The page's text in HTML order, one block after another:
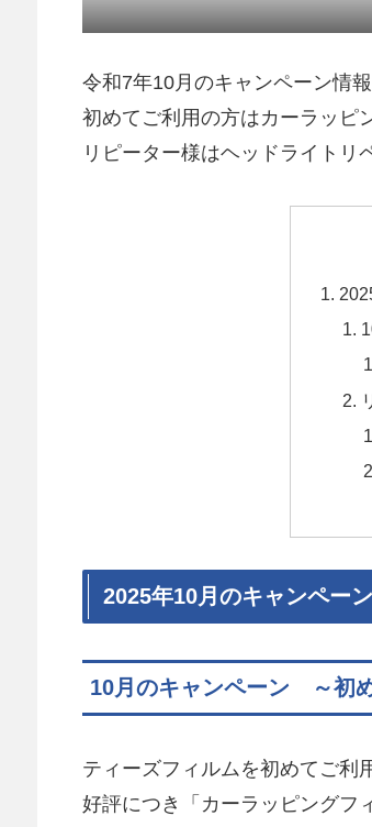
令和7年10月のキャンペーン情報
初めてご利用の方はカーラッピ
リピーター様はヘッドライトリ
2025年10月のキャンペー
10月のキャンペーン ～初
ティーズフィルムを初めてご利
好評につき「カーラッピングフ